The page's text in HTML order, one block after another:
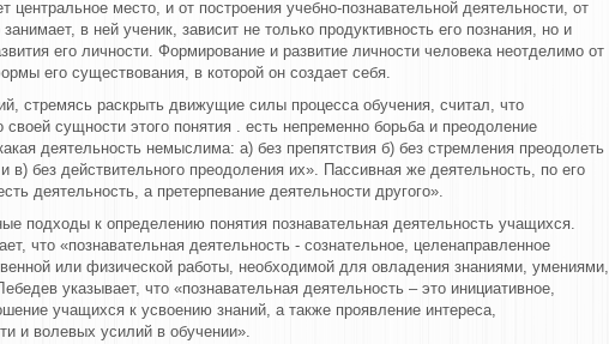
центральное место, и от построения учебно-познавательной деятельности, от
занимает, в ней ученик, зависит не только продуктивность его познания, но и
его личности. Формирование и развитие личности человека неотделимо от
его существования, в которой он создает себя.
стремясь раскрыть движущие силы процесса обучения, считал, что
своей сущности этого понятия . есть непременно борьба и преодоление
деятельность немыслима: а) без препятствия б) без стремления преодолеть
в) без действительного преодоления их». Пассивная же деятельность, по его
деятельность, а претерпевание деятельности другого».
подходы к определению понятия познавательная деятельность учащихся.
что «познавательная деятельность - сознательное, целенаправленное
или физической работы, необходимой для овладения знаниями, умениями,
указывает, что «познавательная деятельность – это инициативное,
учащихся к усвоению знаний, а также проявление интереса,
и волевых усилий в обучении».